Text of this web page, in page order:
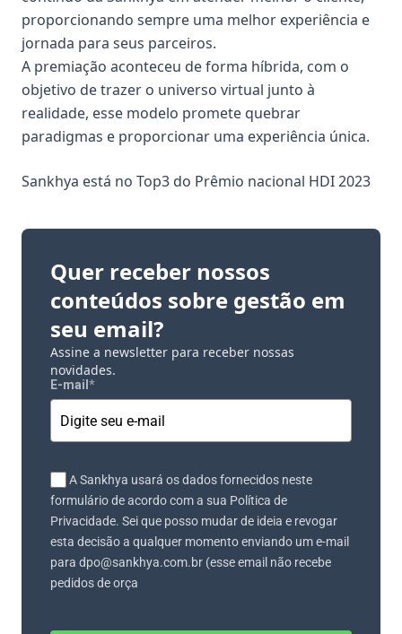
proporcionando sempre uma melhor experiência e
jornada para seus parceiros.
A premiação aconteceu de forma híbrida, com o
objetivo de trazer o universo virtual junto à
realidade, esse modelo promete quebrar
paradigmas e proporcionar uma experiência única.
Sankhya está no Top3 do Prêmio nacional HDI 2023
Quer receber nossos
conteúdos sobre gestão em
seu email?
Assine a newsletter para receber nossas
novidades.
E-mail *
A Sankhya usará os dados fornecidos neste
formulário de acordo com a sua Política de
Privacidade. Sei que posso mudar de ideia e revogar
esta decisão a qualquer momento enviando um e-mail
para dpo@sankhya.com.br (esse email não recebe
pedidos de orça